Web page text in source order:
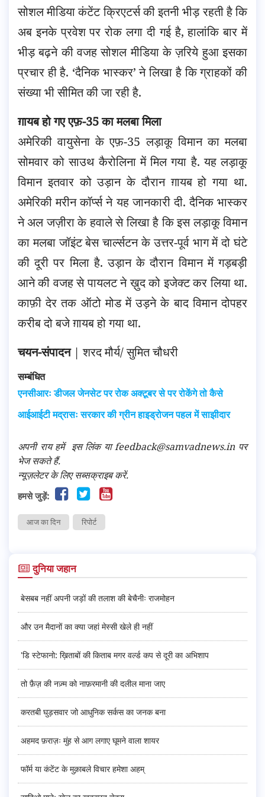
सोशल मीडिया कंटेंट क्रिएटर्स की इतनी भीड़ रहती है कि
अब इनके प्रवेश पर रोक लगा दी गई है, हालांकि बार में
भीड़ बढ़ने की वजह सोशल मीडिया के ज़रिये हुआ इसका
प्रचार ही है. ‘दैनिक भास्कर’ ने लिखा है कि ग्राहकों की
संख्या भी सीमित की जा रही है.
ग़ायब हो गए एफ़-35 का मलबा मिला
अमेरिकी वायुसेना के एफ़-35 लड़ाकू विमान का मलबा
सोमवार को साउथ कैरोलिना में मिल गया है. यह लड़ाकू
विमान इतवार को उड़ान के दौरान ग़ायब हो गया था.
अमेरिकी मरीन कॉर्प्स ने यह जानकारी दी. दैनिक भास्कर
ने अल जज़ीरा के हवाले से लिखा है कि इस लड़ाकू विमान
का मलबा जॉइंट बेस चार्ल्सटन के उत्तर-पूर्व भाग में दो घंटे
की दूरी पर मिला है. उड़ान के दौरान विमान में गड़बड़ी
आने की वजह से पायलट ने ख़ुद को इजेक्ट कर लिया था.
काफ़ी देर तक ऑटो मोड में उड़ने के बाद विमान दोपहर
करीब दो बजे ग़ायब हो गया था.
चयन-संपादन| शरद मौर्य/ सुमित चौधरी
सम्बंधित
एनसीआरः डीजल जेनसेट पर रोक अक्टूबर से पर रोकेंगे तो कैसे
आईआईटी मद्रासः सरकार की ग्रीन हाइड्रोजन पहल में साझीदार
अपनी राय हमें इस लिंक या feedback@samvadnews.in पर
भेज सकते हैं.
न्यूज़लेटर के लिए सब्सक्राइब करें.
हमसे जुड़ें:
आज का दिन रिपोर्ट
दुनिया जहान
बेसबब नहीं अपनी जड़ों की तलाश की बेचैनीः राजमोहन
और उन मैदानों का क्या जहां मेस्सी खेले ही नहीं
'डि स्टेफानो: ख़िताबों की किताब मगर वर्ल्ड कप से दूरी का अभिशाप
तो फ़ैज़ की नज़्म को नाफ़रमानी की दलील माना जाए
करतबी घुड़सवार जो आधुनिक सर्कस का जनक बना
अहमद फ़राज़ः मुंह से आग लगाए घूमने वाला शायर
फॉर्म या कंटेंट के मुक़ाबले विचार हमेशा अहम्